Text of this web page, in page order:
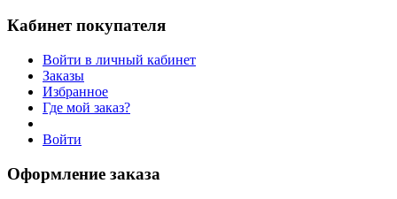
Кабинет покупателя
Войти в личный кабинет
Заказы
Избранное
Где мой заказ?
Войти
Оформление заказа